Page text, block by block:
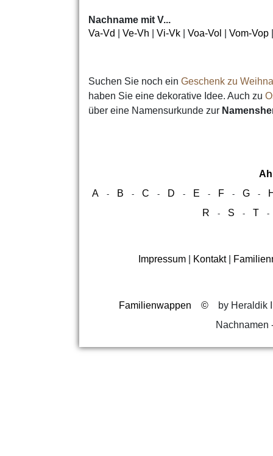
Nachname mit V...
Va-Vd
Ve-Vh Vi-Vk Voa-Vol Vom-Vop
Suchen Sie noch ein Geschenk zu
haben Sie eine dekorative Idee. Auch zu
über eine Namensurkunde zur
A
- B - C - D - E - F - G -
R
- S - T
Impressum| Kontakt|
Familienwappen © by Heraldik
Nachnamen